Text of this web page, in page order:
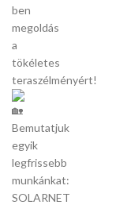
ben
megoldás
a
tökéletes
teraszélményért!
Bemutatjuk
egyik
legfrissebb
munkánkat:
SOLARNET